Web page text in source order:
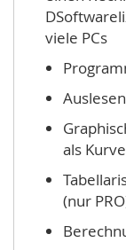
viele PCs
als Kurve
(nur